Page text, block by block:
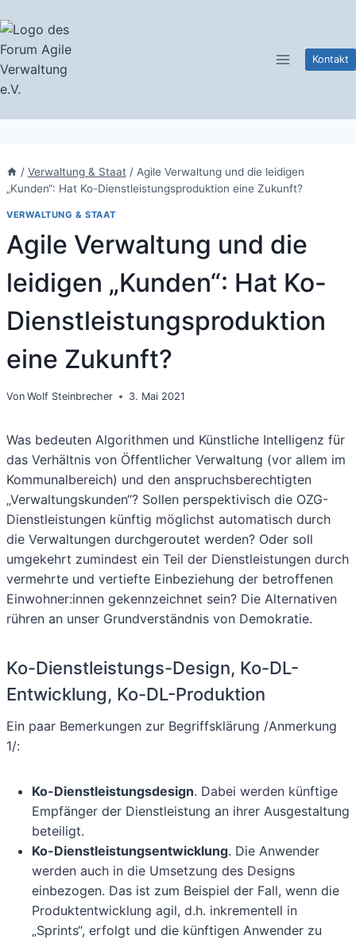
Inhalt
springen
Kontakt
/ Verwaltung & Staat / Agile Verwaltung und die leidigen
„Kunden“: Hat Ko-Dienstleistungsproduktion eine Zukunft?
VERWALTUNG & STAAT
Agile Verwaltung und die
leidigen „Kunden“: Hat Ko-
Dienstleistungsproduktion
eine Zukunft?
Von Wolf Steinbrecher 3. Mai 2021
Was bedeuten Algorithmen und Künstliche Intelligenz für
das Verhältnis von Öffentlicher Verwaltung (vor allem im
Kommunalbereich) und den anspruchsberechtigten
„Verwaltungskunden“? Sollen perspektivisch die OZG-
Dienstleistungen künftig möglichst automatisch durch
die Verwaltungen durchgeroutet werden? Oder soll
umgekehrt zumindest ein Teil der Dienstleistungen durch
vermehrte und vertiefte Einbeziehung der betroffenen
Einwohner:innen gekennzeichnet sein? Die Alternativen
rühren an unser Grundverständnis von Demokratie.
Ko-Dienstleistungs-Design, Ko-DL-
Entwicklung, Ko-DL-Produktion
Ein paar Bemerkungen zur Begriffsklärung /Anmerkung
1/:
Ko-Dienstleistungsdesign. Dabei werden künftige
Empfänger der Dienstleistung an ihrer Ausgestaltung
beteiligt.
Ko-Dienstleistungsentwicklung. Die Anwender
werden auch in die Umsetzung des Designs
einbezogen. Das ist zum Beispiel der Fall, wenn die
Produktentwicklung agil, d.h. inkrementell in
„Sprints“, erfolgt und die künftigen Anwender zu